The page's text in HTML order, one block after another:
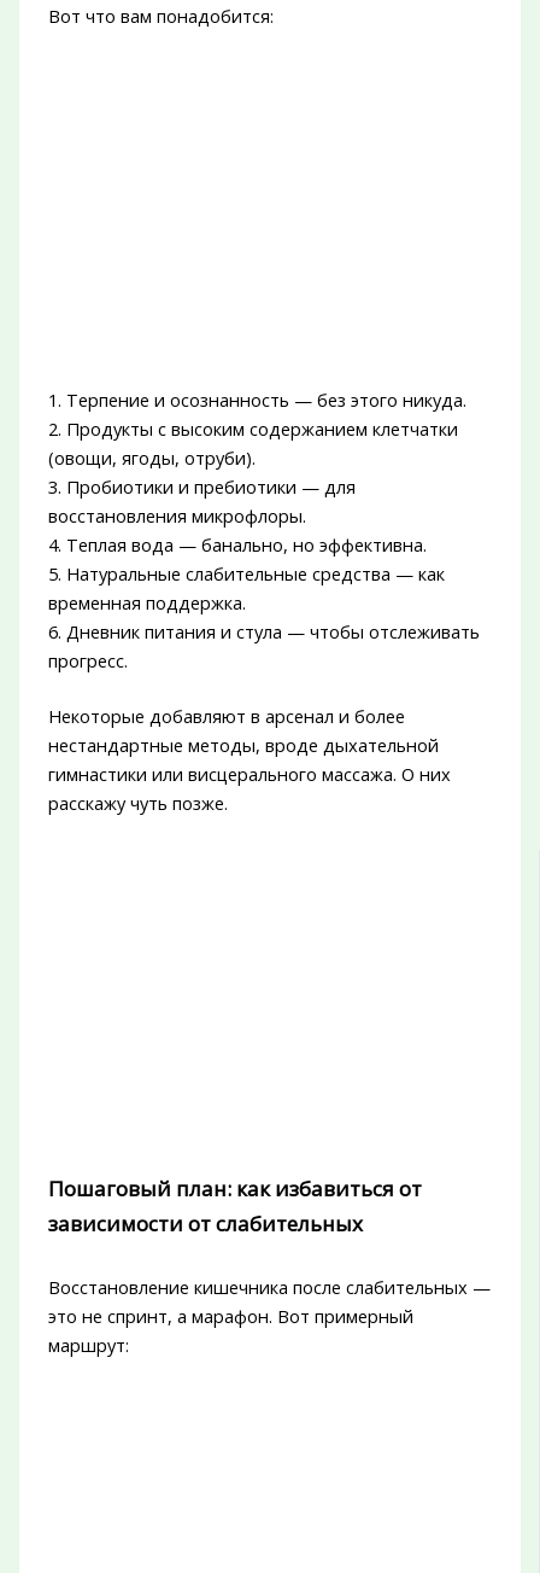
Вот что вам понадобится:
1. Терпение и осознанность — без этого никуда.
2. Продукты с высоким содержанием клетчатки
(овощи, ягоды, отруби).
3. Пробиотики и пребиотики — для
восстановления микрофлоры.
4. Теплая вода — банально, но эффективна.
5. Натуральные слабительные средства — как
временная поддержка.
6. Дневник питания и стула — чтобы отслеживать
прогресс.
Некоторые добавляют в арсенал и более
нестандартные методы, вроде дыхательной
гимнастики или висцерального массажа. О них
расскажу чуть позже.
Пошаговый план: как избавиться от
зависимости от слабительных
Восстановление кишечника после слабительных —
это не спринт, а марафон. Вот примерный
маршрут: